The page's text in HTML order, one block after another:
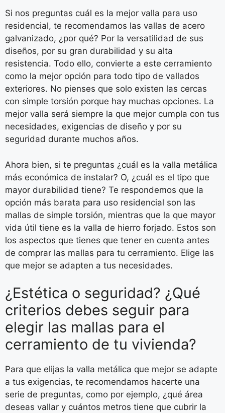
Si nos preguntas cuál es la mejor valla para uso
residencial, te recomendamos las vallas de acero
galvanizado, ¿por qué? Por la versatilidad de sus
diseños, por su gran durabilidad y su alta
resistencia. Todo ello, convierte a este cerramiento
como la mejor opción para todo tipo de vallados
exteriores. No pienses que solo existen las cercas
con simple torsión porque hay muchas opciones. La
mejor valla será siempre la que mejor cumpla con tus
necesidades, exigencias de diseño y por su
seguridad durante muchos años.
Ahora bien, si te preguntas ¿cuál es la valla metálica
más económica de instalar? O, ¿cuál es el tipo que
mayor durabilidad tiene? Te respondemos que la
opción más barata para uso residencial son las
mallas de simple torsión, mientras que la que mayor
vida útil tiene es la valla de hierro forjado. Estos son
los aspectos que tienes que tener en cuenta antes
de comprar las mallas para tu cerramiento. Elige las
que mejor se adapten a tus necesidades.
¿Estética o seguridad? ¿Qué
criterios debes seguir para
elegir las mallas para el
cerramiento de tu vivienda?
Para que elijas la valla metálica que mejor se adapte
a tus exigencias, te recomendamos hacerte una
serie de preguntas, como por ejemplo, ¿qué área
deseas vallar y cuántos metros tiene que cubrir la